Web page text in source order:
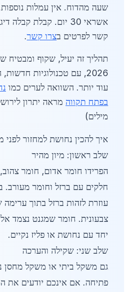
שעה מהדוח. אין עמלות
אשראי 30 יום. קבלת
קשר לפרטים בצרו קשר.
תהליך זה יעיל, שקוף ומבטיח
2026, עם טכנולוגיות
עוד יותר. השוואה לערים כמו
בפתח תקווה
מילים)
איך להכין נחושת למחזור לפני
שלב ראשון: מיון מהיר
הפרידו חומר אדום, חומר
חלקים עם ברזל וחומר מעורב.
עוזרת לזהות ברזל בתוך
צבעונית. חומר שמגנט נצמד
יחד עם נחושת או פליז נקיים.
שלב שני: שקילה והערכה
גם משקל ביתי או משקל מחסן
פתיחה. אם אינכם יודעים את